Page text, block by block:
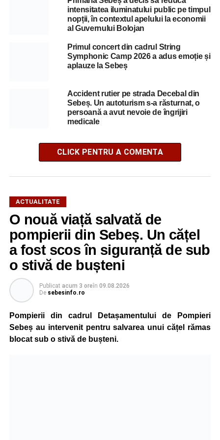
intensitatea iluminatului public pe timpul
nopții, în contextul apelului la economii
al Guvernului Bolojan
Primul concert din cadrul String
Symphonic Camp 2026 a adus emoție și
aplauze la Sebeș
Accident rutier pe strada Decebal din
Sebeș. Un autoturism s-a răsturnat, o
persoană a avut nevoie de îngrijiri
medicale
CLICK PENTRU A COMENTA
ACTUALITATE
O nouă viață salvată de
pompierii din Sebeș. Un cățel
a fost scos în siguranță de sub
o stivă de bușteni
Publicat acum 3 oreîn 09.08.2026
De sebesinfo.ro
Pompierii din cadrul Detașamentului de Pompieri
Sebeș au intervenit pentru salvarea unui cățel rămas
blocat sub o stivă de bușteni.